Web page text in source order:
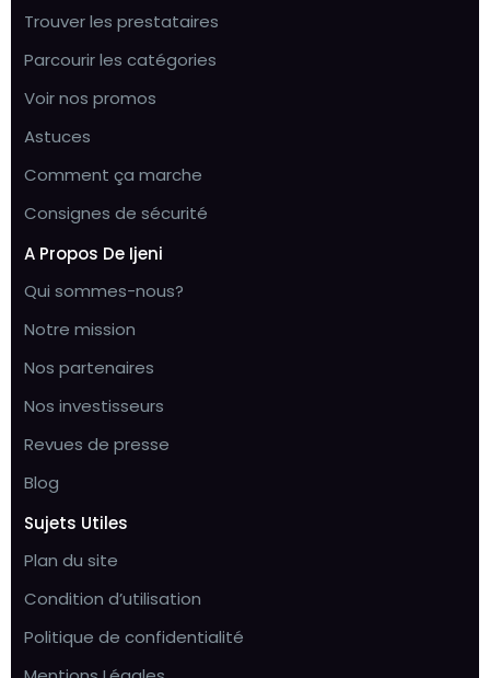
Trouver les prestataires
Parcourir les catégories
Voir nos promos
Astuces
Comment ça marche
Consignes de sécurité
A Propos De Ijeni
Qui sommes-nous?
Notre mission
Nos partenaires
Nos investisseurs
Revues de presse
Blog
Sujets Utiles
Plan du site
Condition d’utilisation
Politique de confidentialité